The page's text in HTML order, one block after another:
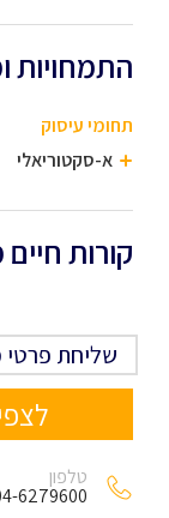
התמחויות
תחומי עיסוק
א-סקטוריאלי
קורות
שליחת
טלפון
6279600